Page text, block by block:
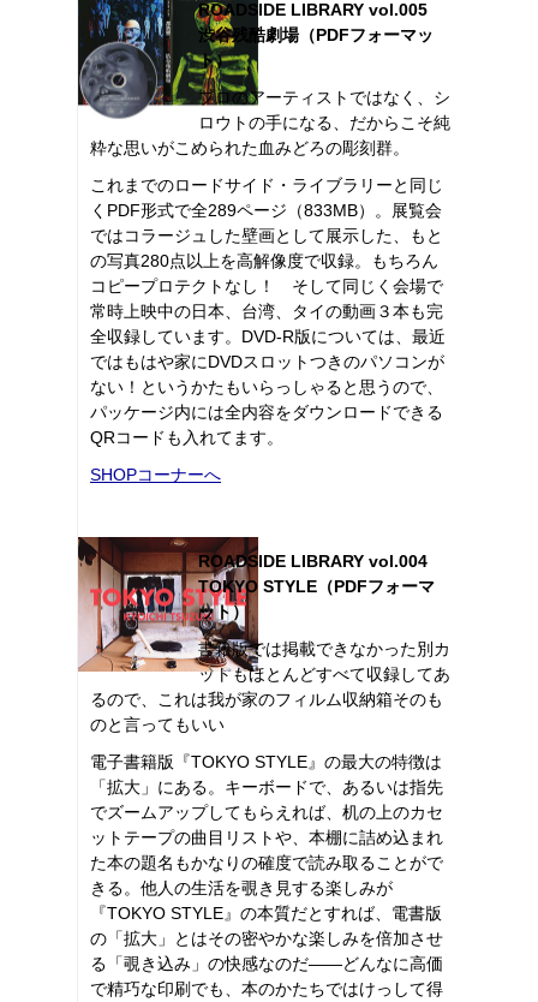
ROADSIDE LIBRARY vol.005
渋谷残酷劇場（PDFフォーマッ
ト）
プロのアーティストではなく、シ
ロウトの手になる、だからこそ純
粋な思いがこめられた血みどろの彫刻群。
これまでのロードサイド・ライブラリーと同じ
くPDF形式で全289ページ（833MB）。展覧会
ではコラージュした壁画として展示した、もと
の写真280点以上を高解像度で収録。もちろん
コピープロテクトなし！ そして同じく会場で
常時上映中の日本、台湾、タイの動画３本も完
全収録しています。DVD-R版については、最近
ではもはや家にDVDスロットつきのパソコンが
ない！というかたもいらっしゃると思うので、
パッケージ内には全内容をダウンロードできる
QRコードも入れてます。
SHOPコーナーへ
ROADSIDE LIBRARY vol.004
TOKYO STYLE（PDFフォーマ
ット）
書籍版では掲載できなかった別カ
ットもほとんどすべて収録してあ
るので、これは我が家のフィルム収納箱そのも
のと言ってもいい
電子書籍版『TOKYO STYLE』の最大の特徴は
「拡大」にある。キーボードで、あるいは指先
でズームアップしてもらえれば、机の上のカセ
ットテープの曲目リストや、本棚に詰め込まれ
た本の題名もかなりの確度で読み取ることがで
きる。他人の生活を覗き見する楽しみが
『TOKYO STYLE』の本質だとすれば、電書版
の「拡大」とはその密やかな楽しみを倍加させ
る「覗き込み」の快感なのだ――どんなに高価
で精巧な印刷でも、本のかたちではけっして得